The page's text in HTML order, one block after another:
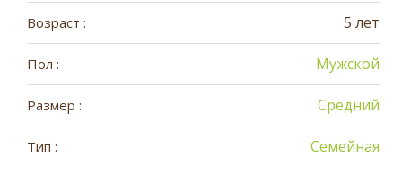
Возраст : 5 лет
Пол : Мужской
Размер : Средний
Тип : Семейная